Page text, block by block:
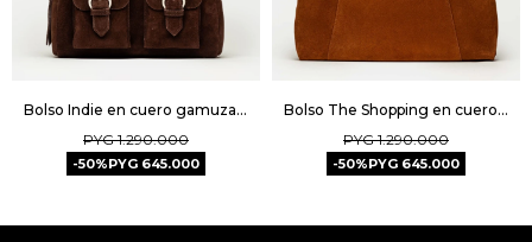
Bolso Indie en cuero gamuza - Chocolate
PYG 1.290.000
50 PYG 645.000
Bolso The Shopping en cuero gamuza - Oxido
PYG 1.290.000
50 PYG 645.000